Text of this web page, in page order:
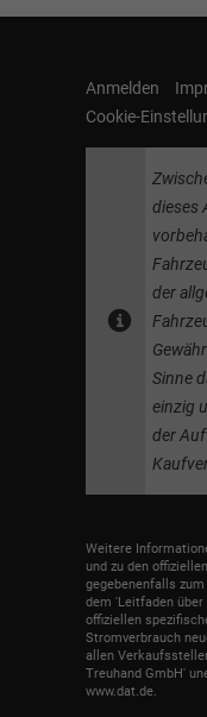
Anmelden
Cookie-
dieses
der
Sinne
einzig
der
Weitere
und zu den
gegebenenfalls
dem 'Leitfaden
offiziellen
Stromverbrauch
allen
Treuhand GmbH'
www.dat.de.